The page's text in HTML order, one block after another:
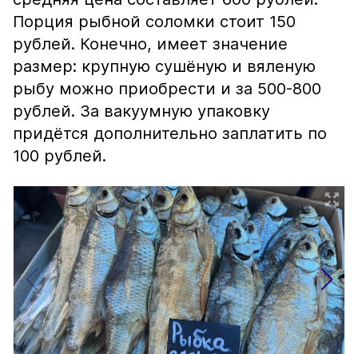
Порция рыбной соломки стоит 150
рублей. Конечно, имеет значение
размер: крупную сушёную и вяленую
рыбу можно приобрести и за 500-800
рублей. За вакуумную упаковку
придётся дополнительно заплатить по
100 рублей.